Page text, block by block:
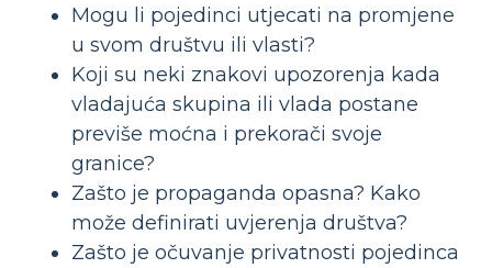
Mogu li pojedinci utjecati na promjene
u svom društvu ili vlasti?
Koji su neki znakovi upozorenja kada
vladajuća skupina ili vlada postane
previše moćna i prekorači svoje
granice?
Zašto je propaganda opasna? Kako
može definirati uvjerenja društva?
Zašto je očuvanje privatnosti pojedinca